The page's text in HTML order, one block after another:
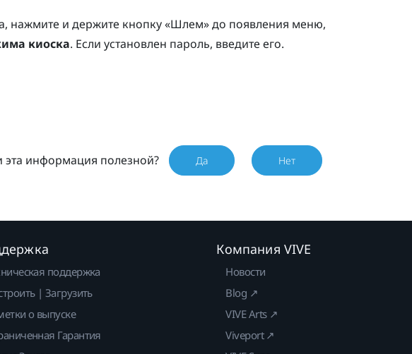
нажмите и держите кнопку «Шлем» до появления меню,
киоска. Если установлен пароль, введите его.
эта информация полезной? Да Нет
поддержка
| Загрузить
о выпуске
Гарантия
Компания VIVE
Новости
Blog ↗
VIVE Arts ↗
Viveport ↗